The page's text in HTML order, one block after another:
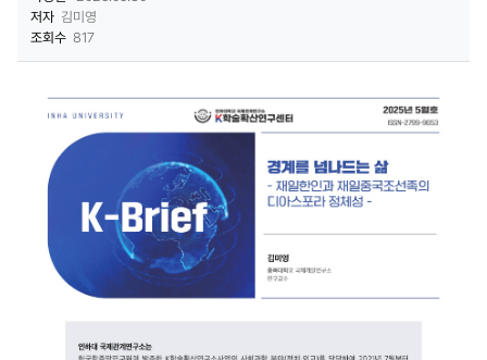
저자 김미영
조회수 817